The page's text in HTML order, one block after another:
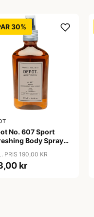
30%
No. 607 Sport
Body Spray
PRIS 190,00 KR
kr